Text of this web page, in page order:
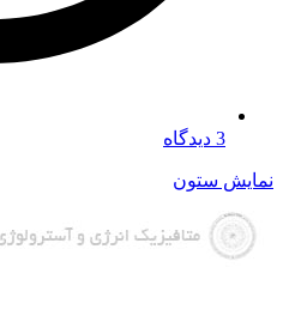
3 دیدگاه
نمایش ستون